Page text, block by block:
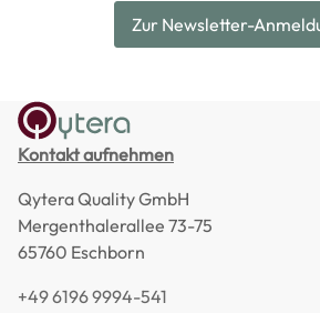
Zur Newsletter-
Kontakt aufnehmen
Qytera Quality GmbH
Mergenthalerallee 73-75
65760 Eschborn
+49 6196 9994-541